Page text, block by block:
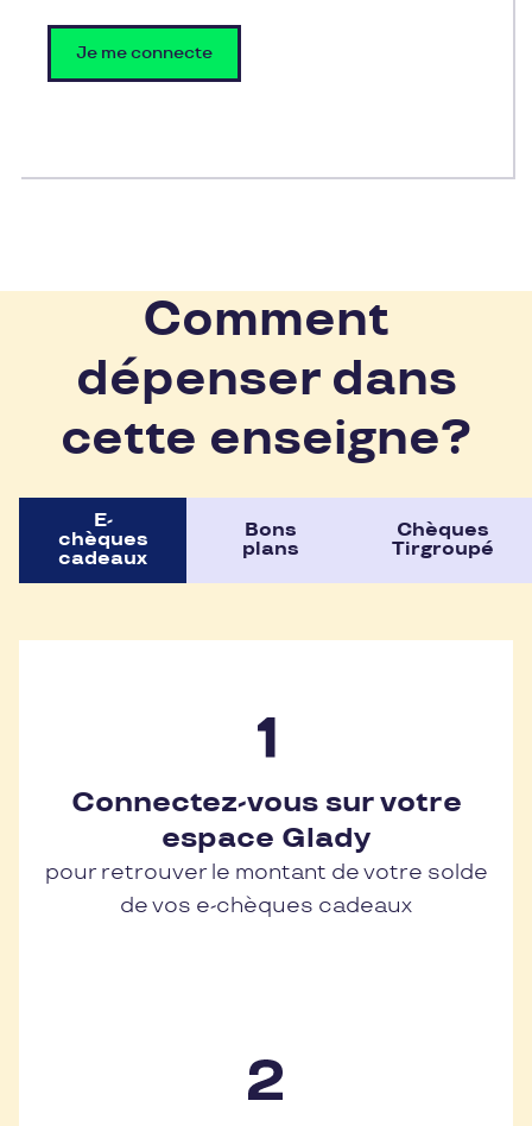
Je me connecte
Comment
dépenser dans
cette enseigne?
E-
chèques
cadeaux
Bons
plans
Chèques
Tirgroupé
Connectez-vous sur votre
espace Glady
pour retrouver le montant de votre solde
de vos e-chèques cadeaux